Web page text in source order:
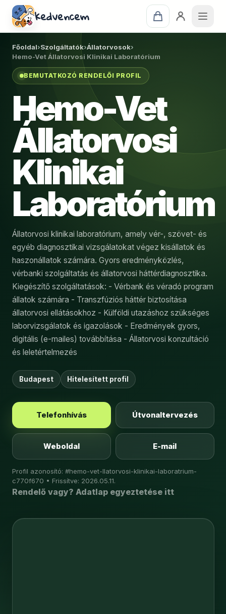
kedvencem
Főoldal›Szolgáltatók›Állatorvosok›
Hemo-Vet Állatorvosi Klinikai Laboratórium
BEMUTATKOZÓ RENDELŐI PROFIL
Hemo-Vet
Állatorvosi
Klinikai
Laboratórium
Állatorvosi klinikai laboratórium, amely vér-, szövet- és
egyéb diagnosztikai vizsgálatokat végez kisállatok és
haszonállatok számára. Gyors eredményközlés,
vérbanki szolgáltatás és állatorvosi háttérdiagnosztika.
Kiegészítő szolgáltatások: - Vérbank és véradó program
állatok számára - Transzfúziós háttér biztosítása
állatorvosi ellátásokhoz - Külföldi utazáshoz szükséges
laborvizsgálatok és igazolások - Eredmények gyors,
digitális (e-mailes) továbbítása - Állatorvosi konzultáció
és leletértelmezés
Budapest Hitelesített profil
Telefonhívás Útvonaltervezés
Weboldal E-mail
Profil azonosító: #hemo-vet-llatorvosi-klinikai-laboratrium-
c770f670 • Frissítve: 2026.05.11.
Rendelő vagy? Adatlap egyeztetése itt